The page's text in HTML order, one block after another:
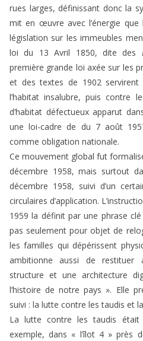
rues larges, définissant donc la
mit en œuvre avec l’énergie que
législation sur les immeubles
loi du 13 Avril 1850, dite des
première grande loi axée sur les
et des textes de 1902
l’habitat insalubre, puis contre
d’habitat défectueux apparut
une loi-cadre de du 7 août
comme obligation nationale.
Ce mouvement global fut
décembre 1958, mais surtout
décembre 1958, suivi d’un
circulaires d’application.
1959 la définit par une phrase
pas seulement pour objet de
les familles qui dépérissent
ambitionne aussi de restituer
structure et une architecture
l’histoire de notre pays ». Elle
suivi : la lutte contre les taudis et
La lutte contre les taudis était
exemple, dans « l’îlot 4 » près